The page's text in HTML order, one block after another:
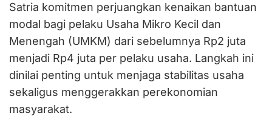
Satria komitmen perjuangkan kenaikan bantuan
modal bagi pelaku Usaha Mikro Kecil dan
Menengah (UMKM) dari sebelumnya Rp2 juta
menjadi Rp4 juta per pelaku usaha. Langkah ini
dinilai penting untuk menjaga stabilitas usaha
sekaligus menggerakkan perekonomian
masyarakat.